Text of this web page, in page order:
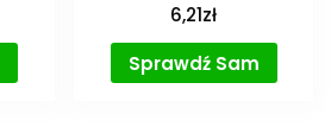
6,21zł
Sprawdź Sam